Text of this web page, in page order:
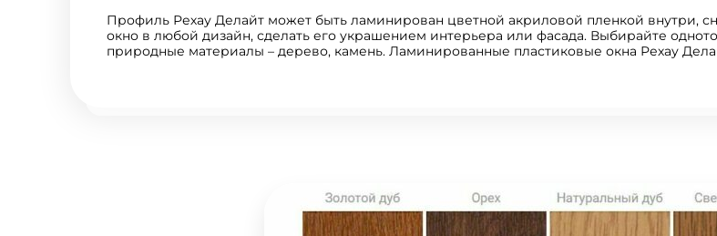
Профиль Рехау Делайт может быть ламинирован цветной акриловой пленкой внутри,
окно в любой дизайн, сделать его украшением интерьера или фасада. Выбирайте
природные материалы – дерево, камень. Ламинированные пластиковые окна Рехау